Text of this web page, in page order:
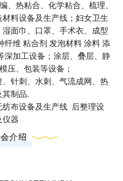
、热粘合、化学粘合、梳理、
料设备及生产线；妇女卫生
面巾、口罩、手术衣、成型
纤维 粘合剂 发泡材料 涂料 添
深加工设备；涂层、叠层、静
压、包装等设备；
针刺、水刺、气流成网、热
其制品.
纺布设备及生产线 后整理设
器
介绍